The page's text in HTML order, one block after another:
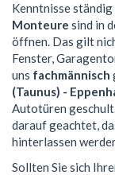
Kenntnisse ständig
Monteure sind in
öffnen. Das gilt
Fenster,
uns fachmännisch
(Taunus) -
Autotüren
darauf geachtet,
hinterlassen
Sollten Sie sich